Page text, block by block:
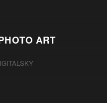
ART